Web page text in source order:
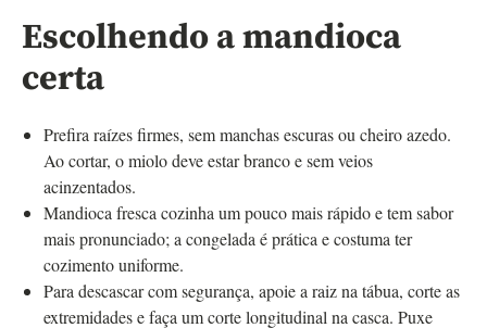
Escolhendo a mandioca
certa
Prefira raízes firmes, sem manchas escuras ou cheiro azedo.
Ao cortar, o miolo deve estar branco e sem veios
acinzentados.
Mandioca fresca cozinha um pouco mais rápido e tem sabor
mais pronunciado; a congelada é prática e costuma ter
cozimento uniforme.
Para descascar com segurança, apoie a raiz na tábua, corte as
extremidades e faça um corte longitudinal na casca. Puxe